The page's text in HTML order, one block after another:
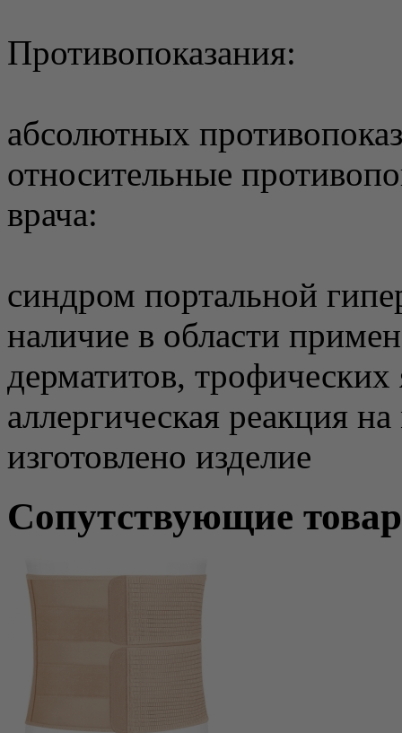
Противопоказания:
абсолютных
относительные
врача:
синдром портальной
наличие в области
дерматитов,
аллергическая реакция
изготовлено изделие
Сопутствующие